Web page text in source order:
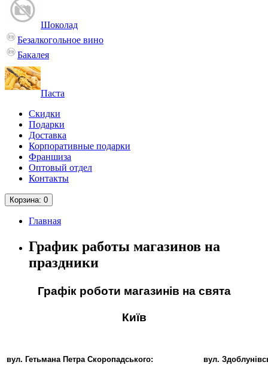
Шоколад
Безалкогольное вино
Бакалея
Паста
Скидки
Подарки
Доставка
Корпоративные подарки
Франшиза
Оптовый отдел
Контакты
Корзина: 0
Главная
График работы магазинов на
праздники
Графік роботи магазинів на свята
Київ
вул. Гетьмана Петра Скоропадського: вул.